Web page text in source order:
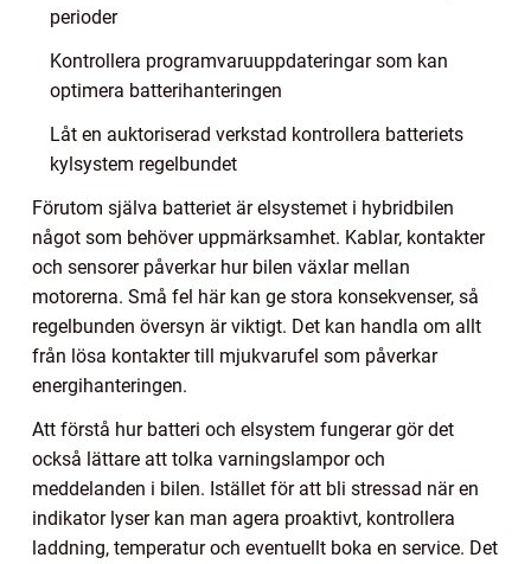
perioder
Kontrollera programvaruuppdateringar som kan
optimera batterihanteringen
Låt en auktoriserad verkstad kontrollera batteriets
kylsystem regelbundet
Förutom själva batteriet är elsystemet i hybridbilen
något som behöver uppmärksamhet. Kablar, kontakter
och sensorer påverkar hur bilen växlar mellan
motorerna. Små fel här kan ge stora konsekvenser, så
regelbunden översyn är viktigt. Det kan handla om allt
från lösa kontakter till mjukvarufel som påverkar
energihanteringen.
Att förstå hur batteri och elsystem fungerar gör det
också lättare att tolka varningslampor och
meddelanden i bilen. Istället för att bli stressad när en
indikator lyser kan man agera proaktivt, kontrollera
laddning, temperatur och eventuellt boka en service. Det